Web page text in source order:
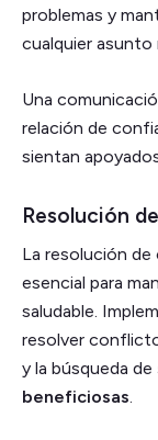
problemas y
cualquier asunto
Una
relación de
sientan
Resolución
La resolución
esencial para
saludable.
resolver
y la búsqueda de
beneficiosas